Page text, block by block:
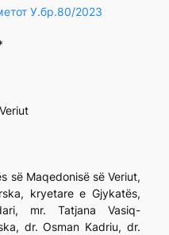
У.бр.80/2023
së Maqedonisë së Veriut,
kryetare e Gjykatës,
mr. Tatjana Vasiq-
dr. Osman Kadriu, dr.